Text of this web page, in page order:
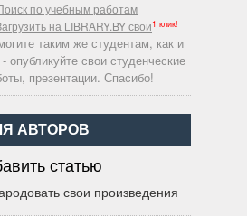
по учебным работам
на LIBRARY.BY свои1 клик!
таким же студентам, как и
опубликуйте свои студенческие
презентации. Спасибо!
АВТОРОВ
статью
свои произведения